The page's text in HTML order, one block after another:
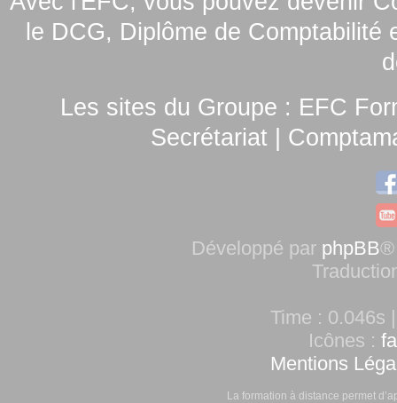
le DCG, Diplôme de Comptabilité
Les sites du Groupe : EFC
Secrétariat
Développé par phpBB®
Time : 0.046s
Icônes :
Mentions
La formation à distance permet